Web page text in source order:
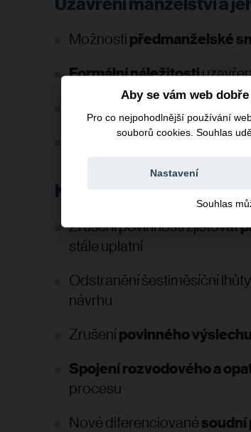
Možnostipředmanželské
Formální náležitosti
společného jmění
Možnostimodifikace
Klíčové změny v
Zrušení povinnosti zjišťovat
stále uplatní
Odstranění šestiměsíční lhůty
návrhu
Zrušenípovinného výslechu
Spojení rozvodového a
procesu
Nové diferenciovanésoudní
Aby se vám web
Pro co nejpohodlnější používání
souborů cookies. Souhlas
Nastavení
Souhlas